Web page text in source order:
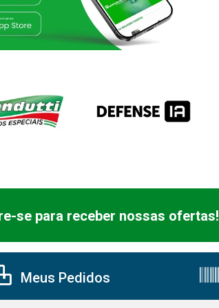
se para receber nossas ofertas!
Meus Pedidos